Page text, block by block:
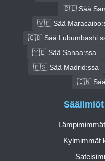
🇨🇱 Sää
🇻🇪 Sää
🇨🇩 Sää
🇾🇪 Sää Sanaa:ssa
🇪🇸 Sää Madrid:ssa
🇮🇳 Sää
Kylmimmät